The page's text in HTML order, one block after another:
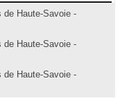
de Haute-Savoie -
de Haute-Savoie -
de Haute-Savoie -